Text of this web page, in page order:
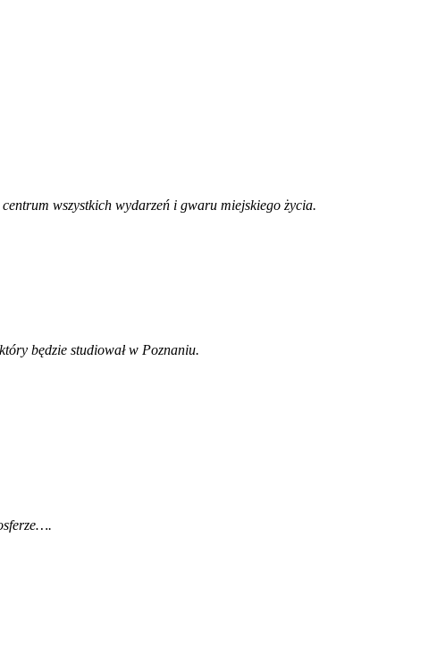
wszystkich wydarzeń i gwaru miejskiego życia.
będzie studiował w Poznaniu.
.